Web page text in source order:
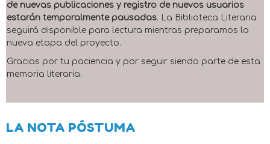
de nuevas publicaciones y registro de nuevos usuarios
estarán temporalmente pausadas. La Biblioteca Literaria
seguirá disponible para lectura mientras preparamos la
nueva etapa del proyecto.
Gracias por tu paciencia y por seguir siendo parte de esta
memoria literaria.
LA NOTA PÓSTUMA